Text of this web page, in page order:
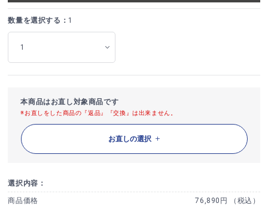
数量を選択する： 1
本商品はお直し対象商品です
※お直しをした商品の『返品』『交換』は出来ません。
お直しの選択
選択内容：
商品価格 76,890円 （税込）